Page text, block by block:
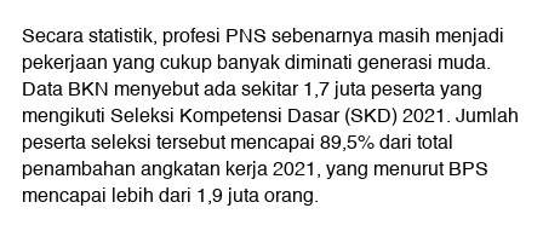
Secara statistik, profesi PNS sebenarnya masih menjadi
pekerjaan yang cukup banyak diminati generasi muda.
Data BKN menyebut ada sekitar 1,7 juta peserta yang
mengikuti Seleksi Kompetensi Dasar (SKD) 2021. Jumlah
peserta seleksi tersebut mencapai 89,5% dari total
penambahan angkatan kerja 2021, yang menurut BPS
mencapai lebih dari 1,9 juta orang.